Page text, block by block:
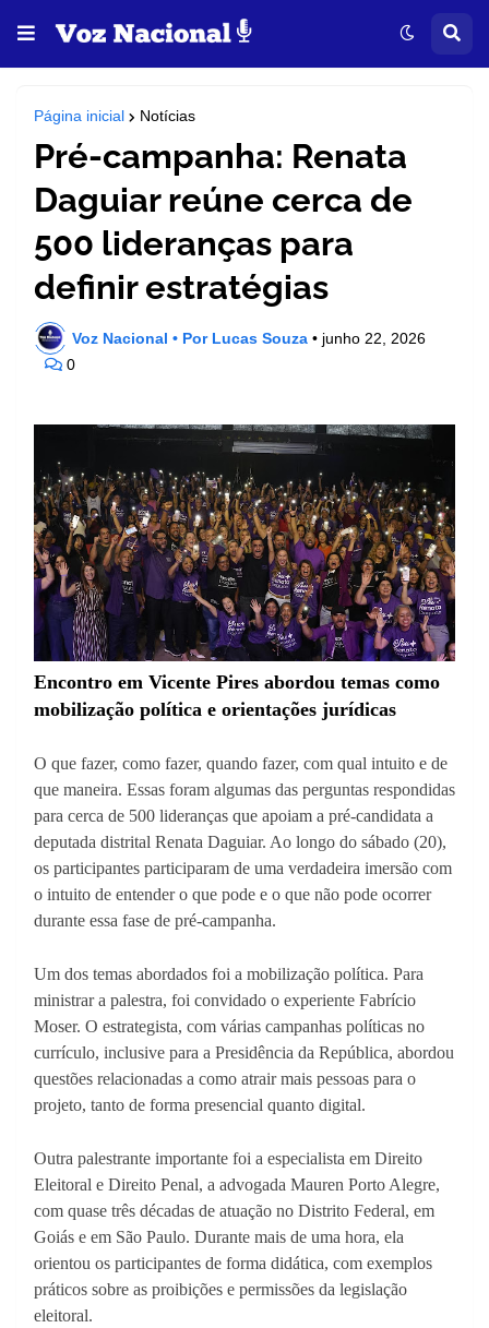
Página inicial Notícias
Pré-campanha: Renata
Daguiar reúne cerca de
500 lideranças para
definir estratégias
Voz Nacional • Por Lucas Souza • junho 22, 2026
0
Encontro em Vicente Pires abordou temas como
mobilização política e orientações jurídicas
O que fazer, como fazer, quando fazer, com qual intuito e de
que maneira. Essas foram algumas das perguntas respondidas
para cerca de 500 lideranças que apoiam a pré-candidata a
deputada distrital Renata Daguiar. Ao longo do sábado (20),
os participantes participaram de uma verdadeira imersão com
o intuito de entender o que pode e o que não pode ocorrer
durante essa fase de pré-campanha.
Um dos temas abordados foi a mobilização política. Para
ministrar a palestra, foi convidado o experiente Fabrício
Moser. O estrategista, com várias campanhas políticas no
currículo, inclusive para a Presidência da República, abordou
questões relacionadas a como atrair mais pessoas para o
projeto, tanto de forma presencial quanto digital.
Outra palestrante importante foi a especialista em Direito
Eleitoral e Direito Penal, a advogada Mauren Porto Alegre,
com quase três décadas de atuação no Distrito Federal, em
Goiás e em São Paulo. Durante mais de uma hora, ela
orientou os participantes de forma didática, com exemplos
práticos sobre as proibições e permissões da legislação
eleitoral.